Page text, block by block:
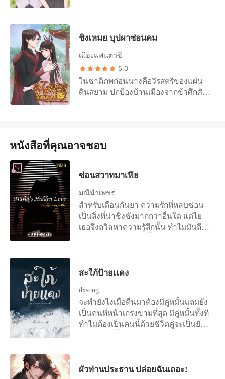
ชิงเหมย บุปผาซ่อนคม
เมืองแฟนตาซี
5.0
ในชาติภพก่อนนางคือวีรสตรีของแผ่น
ดินสยาม ปกป้องบ้านเมืองจากข้าศึกศัตรู
หนังสือที่คุณอาจชอบ
ซ่อนสวาทมาเฟีย
มณีน้ำเพชร
สำหรับเดือนกันยา ความรักที่หลบซ่อน
เป็นสิ่งที่น่าชิงชังมากกว่าอื่นใด แต่ไย
เธอจึงถวิลหาความรู้สึกนั้น ทำไมมันถึง
ไว้ทุกเสี้ยววินาที หัวใจที่ร่ำร้องเรียก
ขาดใจ สำหรับสงคราม ความรักสำหรับ
เขาไม่ใช่ของเล่น แต่ความรักจะอยู่เหนือ
เหตุผลและความจำเป็นก็ไม่ได้ ถ้ารักต้อง
อยู่เหนือเหตุผล ทุกคนบนโลกจะพบแต่
เป็นการหลบซ่อน และพอกพูนไฟสวาท
สะใภ้ป้ายเเดง
dxsong
จะทำยังไงเมื่อตื่นมาต้องมีคู่หมั้นเเถมยัง
เป็นคนที่หน้าเกรงขามที่สุด มีคู่หมั้นทั้งที
ทำไมต้องเป็นคนนี้ด้วยชีวิตคู่จะเป็นยัง
ผัวท่านประธาน ปล่อยฉันเถอะ!